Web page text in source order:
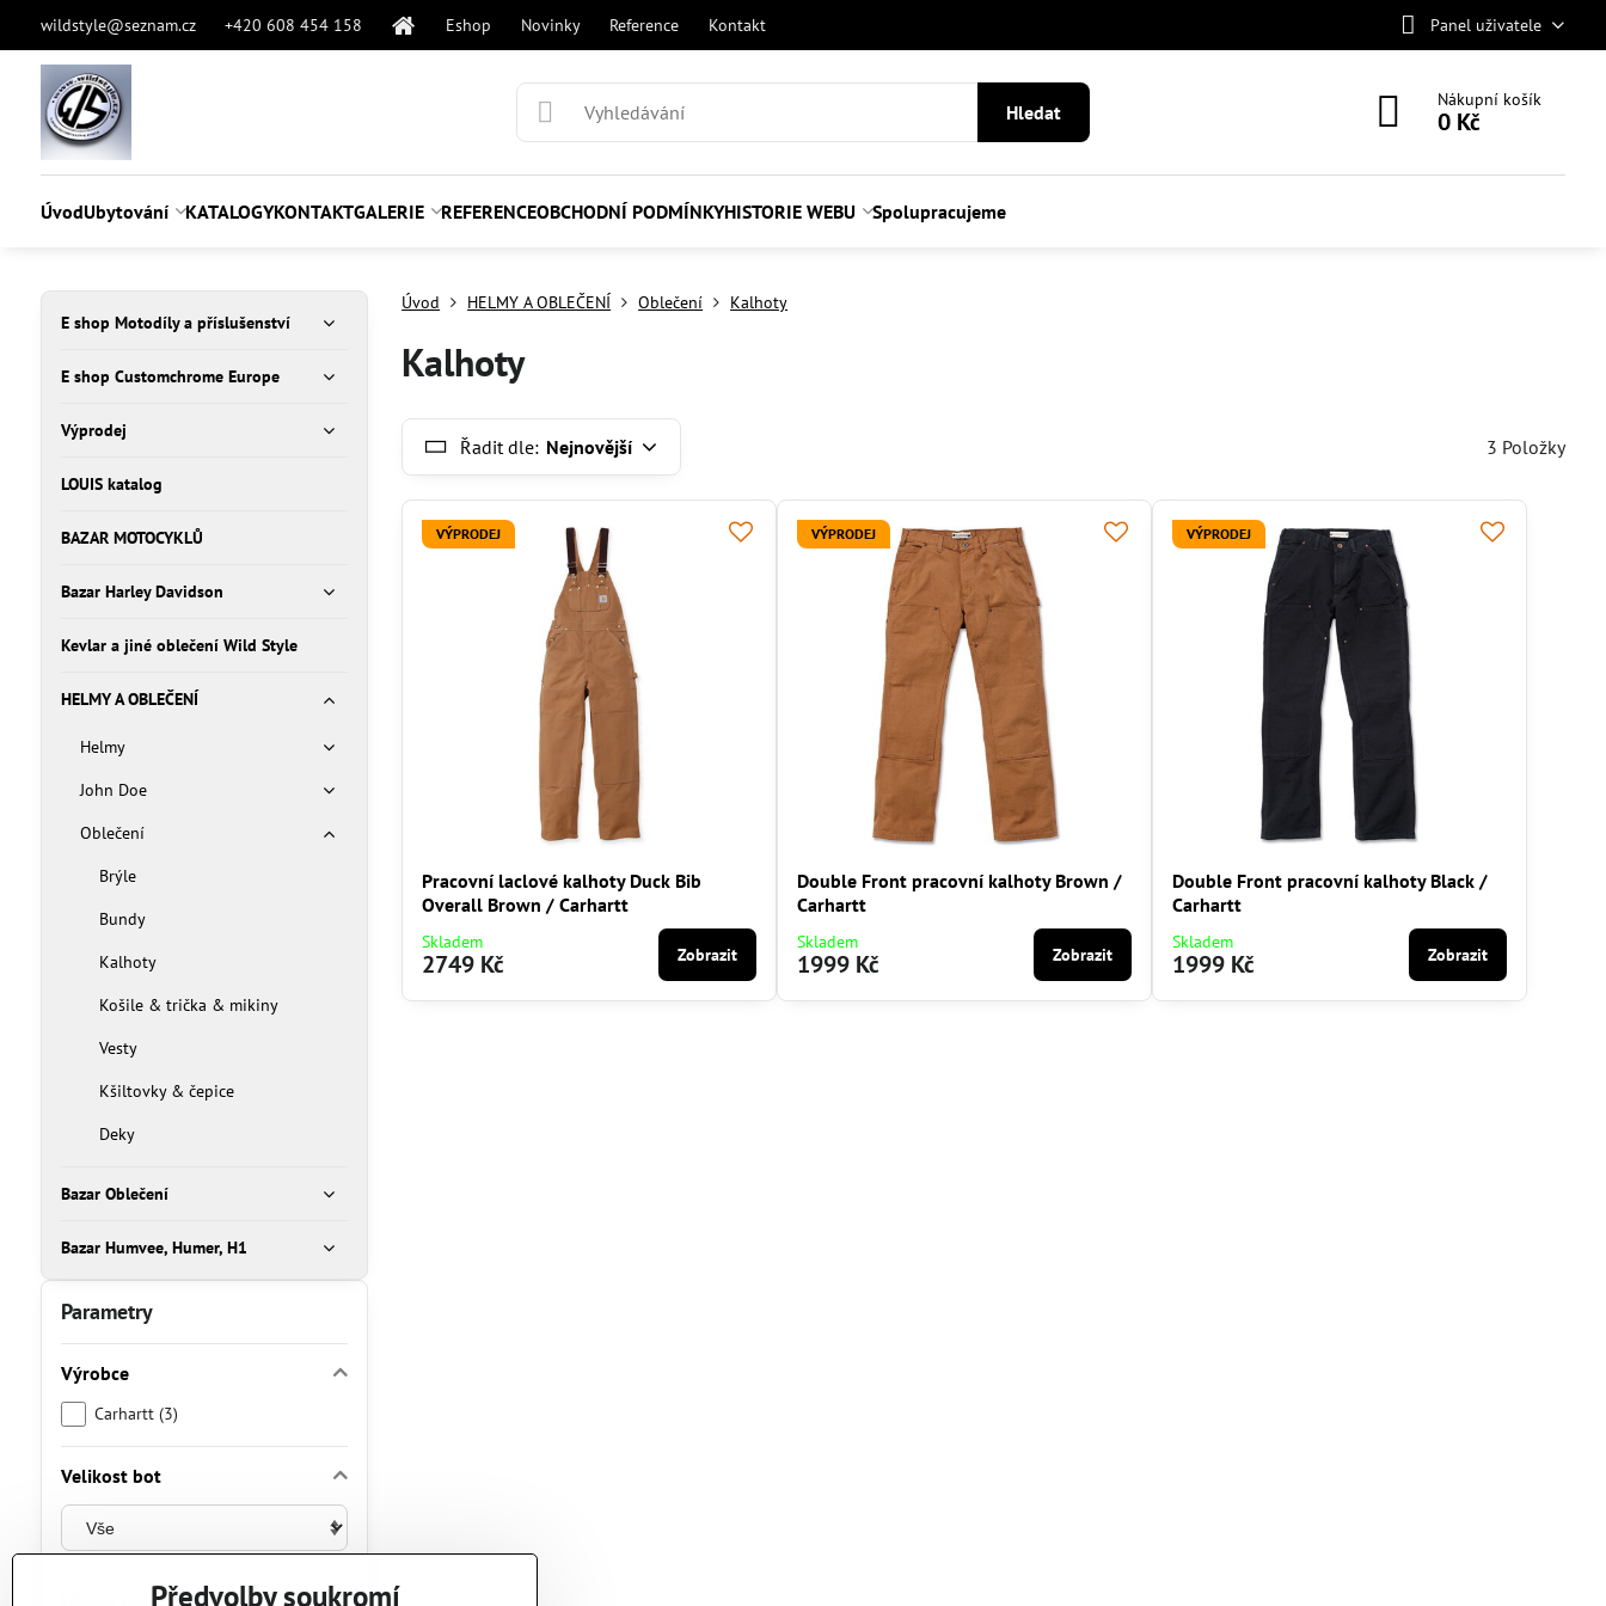
wildstyle@seznam.cz +420 608 454 158 Eshop Novinky Reference Kontakt Panel uživatele
Hledat
Nákupní košík
0 Kč
ÚvodUbytování KATALOGYKONTAKTGALERIE REFERENCEOBCHODNÍ PODMÍNKYHISTORIE WEBU Spolupracujeme
Úvod HELMY A OBLEČENÍ Oblečení Kalhoty
Kalhoty
Řadit dle: Nejnovější 3 Položky
VÝPRODEJ
Pracovní laclové kalhoty Duck Bib
Overall Brown / Carhartt
Skladem
2749 Kč Zobrazit
VÝPRODEJ
Double Front pracovní kalhoty Brown /
Carhartt
Skladem
1999 Kč Zobrazit
VÝPRODEJ
Double Front pracovní kalhoty Black /
Carhartt
Skladem
1999 Kč Zobrazit
Parametry
Výrobce
Carhartt (3)
Velikost bot
E shop Motodíly a příslušenství
E shop Customchrome Europe
Výprodej
LOUIS katalog
BAZAR MOTOCYKLŮ
Bazar Harley Davidson
Kevlar a jiné oblečení Wild Style
HELMY A OBLEČENÍ
Helmy
John Doe
Oblečení
Brýle
Bundy
Kalhoty
Košile & trička & mikiny
Vesty
Kšiltovky & čepice
Deky
Bazar Oblečení
Bazar Humvee, Humer, H1
Předvolby soukromí